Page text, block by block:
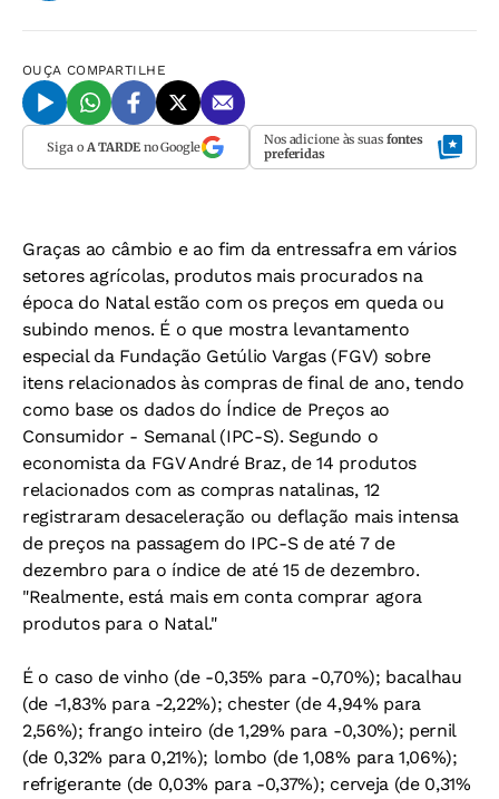
OUÇA COMPARTILHE
Siga o A TARDEno Google Nos adicione às suas fontes
preferidas
Graças ao câmbio e ao fim da entressafra em vários
setores agrícolas, produtos mais procurados na
época do Natal estão com os preços em queda ou
subindo menos. É o que mostra levantamento
especial da Fundação Getúlio Vargas (FGV) sobre
itens relacionados às compras de final de ano, tendo
como base os dados do Índice de Preços ao
Consumidor - Semanal (IPC-S). Segundo o
economista da FGV André Braz, de 14 produtos
relacionados com as compras natalinas, 12
registraram desaceleração ou deflação mais intensa
de preços na passagem do IPC-S de até 7 de
dezembro para o índice de até 15 de dezembro.
"Realmente, está mais em conta comprar agora
produtos para o Natal."
É o caso de vinho (de -0,35% para -0,70%); bacalhau
(de -1,83% para -2,22%); chester (de 4,94% para
2,56%); frango inteiro (de 1,29% para -0,30%); pernil
(de 0,32% para 0,21%); lombo (de 1,08% para 1,06%);
refrigerante (de 0,03% para -0,37%); cerveja (de 0,31%